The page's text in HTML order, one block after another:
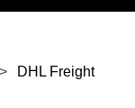
DHL Freight